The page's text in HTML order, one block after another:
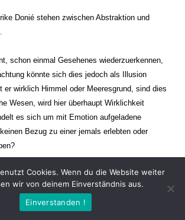
Donié stehen zwischen Abstraktion und
schon einmal Gesehenes wiederzuerkennen,
könnte sich dies jedoch als Illusion
er wirklich Himmel oder Meeresgrund, sind dies
Wesen, wird hier überhaupt Wirklichkeit
es sich um mit Emotion aufgeladene
Bezug zu einer jemals erlebten oder
stehen sich dabei gegenüber. Zeit steht still
Es soll dabei eine Spannung, auch farblich, bis
erzeugt werden. Die Arbeiten stellen ambivalente
Cookies. Wenn du die Website weiter
wir von deinem Einverständnis aus.
Einverstanden !